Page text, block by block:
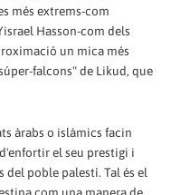
més extrems-com
Hasson-com dels
un mica més
falcons" de Likud, que
àrabs o islàmics facin
el seu prestigi i
del poble palestí. Tal és el